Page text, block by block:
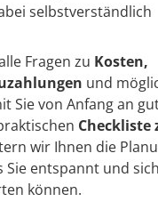
selbstverständlich
Fragen zu Kosten,
und
Sie von Anfang an
Checkliste
wir Ihnen die
Sie entspannt und
können.